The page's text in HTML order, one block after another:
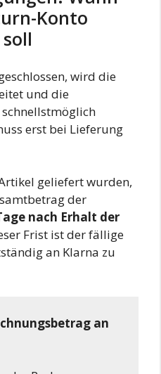
Konto
wird die
und die
erst bei Lieferung
geliefert wurden,
der
nach Erhalt der
Frist ist der fällige
an Klarna zu
an